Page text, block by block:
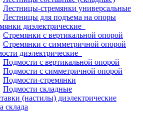
Лестницы-стремянки универсальные
Лестницы для подъема на опоры
диэлектрические
Стремянки с вертикальной опорой
Стремянки с симметричной опорой
диэлектрические
Подмости с вертикальной опорой
Подмости с симметричной опорой
Подмости-стремянки
Подмости складные
(настилы) диэлектрические
склада